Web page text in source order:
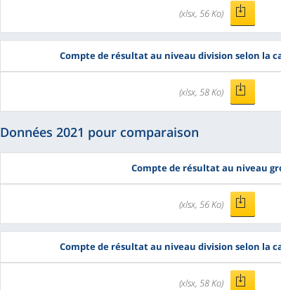
(xlsx, 56 Ko)
Compte de résultat au niveau division selon la
(xlsx, 58 Ko)
Données 2021 pour comparaison
Compte de résultat au niveau
(xlsx, 56 Ko)
Compte de résultat au niveau division selon la
(xlsx, 58 Ko)